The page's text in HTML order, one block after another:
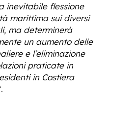
inevitabile flessione
marittima sui diversi
ma determinerà
un aumento delle
e l’eliminazione
praticate in
in Costiera